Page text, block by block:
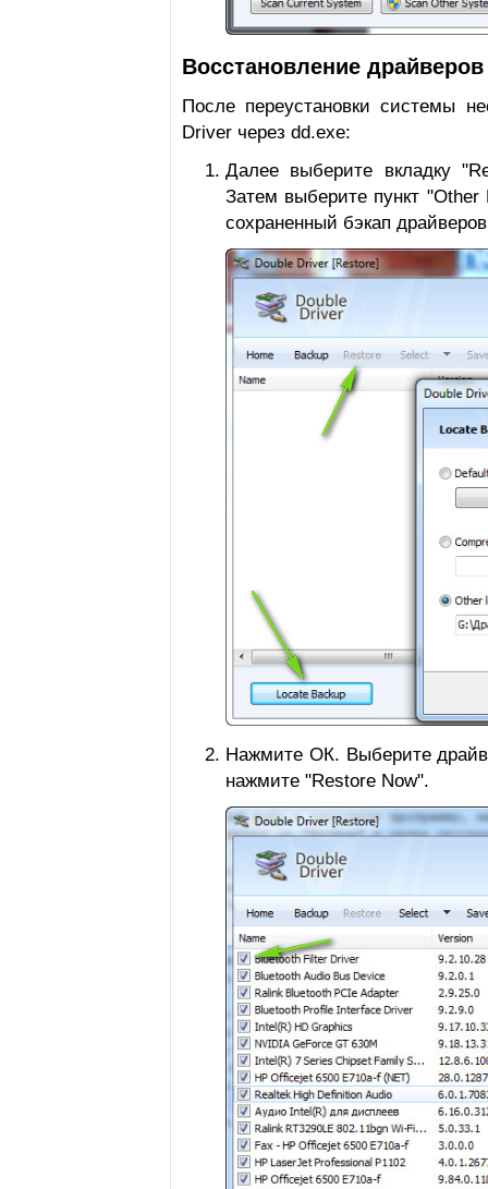
Восстановление
После переустановки системы
Driver через dd.exe:
Далее выберите вкладку
Затем выберите пункт "Other
сохраненный бэкап
Нажмите ОК. Выберите
нажмите "Restore Now".